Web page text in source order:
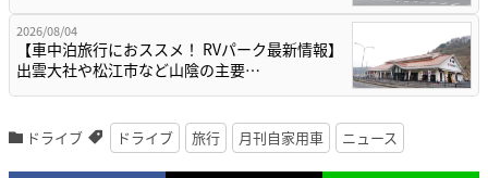
2026/08/04
【車中泊旅行におススメ！ RVパーク最新情報】
出雲大社や松江市など山陰の主要…
ドライブ ドライブ 旅行 月刊自家用車 ニュース